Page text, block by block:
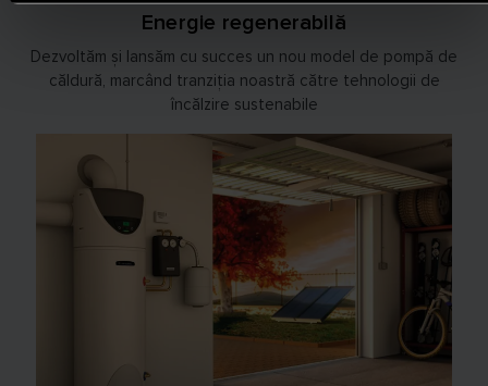
Energie regenerabilă
Dezvoltăm și lansăm cu succes un nou model de pompă de
căldură, marcând tranziția noastră către tehnologii de
încălzire sustenabile